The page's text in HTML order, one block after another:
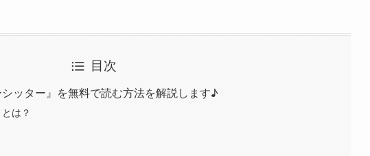
目次
ッター』を無料で読む方法を解説します♪
は？